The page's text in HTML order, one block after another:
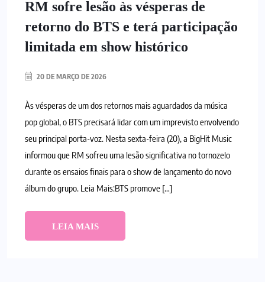
RM sofre lesão às vésperas de
retorno do BTS e terá participação
limitada em show histórico
20 DE MARÇO DE 2026
Às vésperas de um dos retornos mais aguardados da música
pop global, o BTS precisará lidar com um imprevisto envolvendo
seu principal porta-voz. Nesta sexta-feira (20), a BigHit Music
informou que RM sofreu uma lesão significativa no tornozelo
durante os ensaios finais para o show de lançamento do novo
álbum do grupo. Leia Mais:BTS promove […]
LEIA MAIS